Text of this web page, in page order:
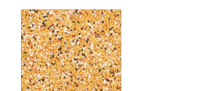
huset. Många vill ha en
trygg by...